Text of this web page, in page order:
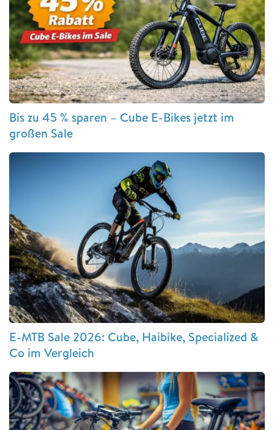
Bis zu 45 % sparen – Cube E-Bikes jetzt im
großen Sale
E-MTB Sale 2026: Cube, Haibike, Specialized &
Co im Vergleich